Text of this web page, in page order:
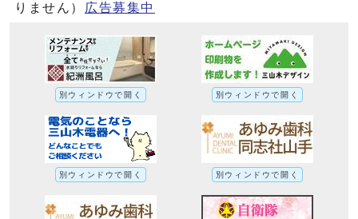
りません）
広告募集中
別ウィンドウで開く 別ウィンドウで開く
別ウィンドウで開く 別ウィンドウで開く